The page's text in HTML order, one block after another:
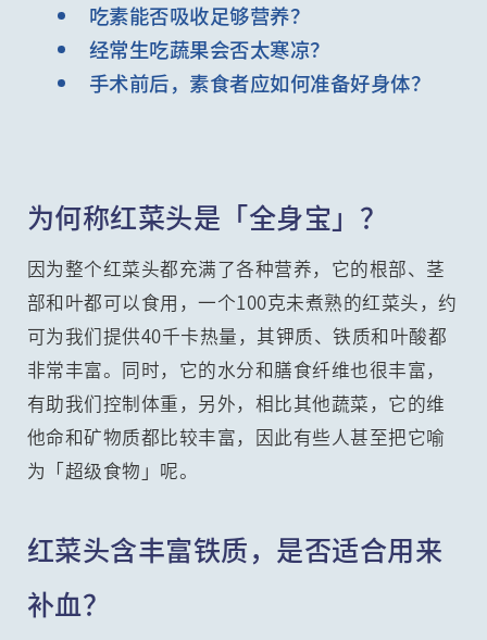
吃素能否吸收足够营养？
经常生吃蔬果会否太寒凉？
手术前后，素食者应如何准备好身体？
为何称红菜头是「全身宝」？
因为整个红菜头都充满了各种营养，它的根部、茎
部和叶都可以食用，一个100克未煮熟的红菜头，约
可为我们提供40千卡热量，其钾质、铁质和叶酸都
非常丰富。同时，它的水分和膳食纤维也很丰富，
有助我们控制体重，另外，相比其他蔬菜，它的维
他命和矿物质都比较丰富，因此有些人甚至把它喻
为「超级食物」呢。
红菜头含丰富铁质，是否适合用来
补血？